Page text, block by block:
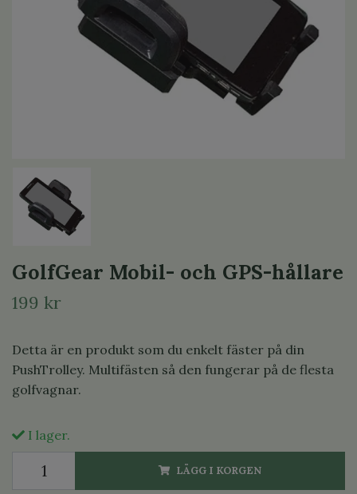
GolfGear Mobil- och GPS-hållare
199 kr
Detta är en produkt som du enkelt fäster på din
PushTrolley. Multifästen så den fungerar på de flesta
golfvagnar.
I lager.
LÄGG I KORGEN